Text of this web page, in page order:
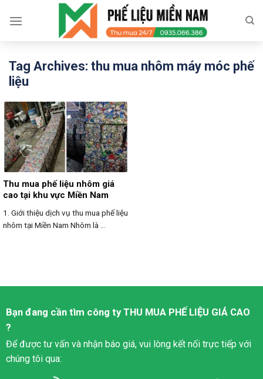
Tag Archives: thu mua nhôm máy móc phế
liệu
Thu mua phế liệu nhôm giá
cao tại khu vực Miền Nam
1. Giới thiệu dịch vụ thu mua phế liệu
nhôm tại Miền Nam Nhôm là ...
Bạn đang cần tìm công tyTHU MUA PHẾ LIỆU GIÁ CAO
?
Để được tư vấn và nhận báo giá, vui lòng kết nối trực tiếp với
chúng tôi qua: